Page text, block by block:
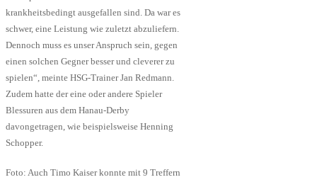
krankheitsbedingt ausgefallen sind. Da war es
schwer, eine Leistung wie zuletzt abzuliefern.
Dennoch muss es unser Anspruch sein, gegen
einen solchen Gegner besser und cleverer zu
spielen“, meinte HSG-Trainer Jan Redmann.
Zudem hatte der eine oder andere Spieler
Blessuren aus dem Hanau-Derby
davongetragen, wie beispielsweise Henning
Schopper.
Foto: Auch Timo Kaiser konnte mit 9 Treffern